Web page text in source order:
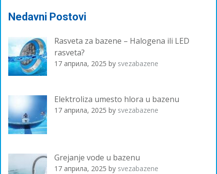
Nedavni Postovi
Rasveta za bazene – Halogena ili LED
rasveta?
17 априла, 2025 by svezabazene
Elektroliza umesto hlora u bazenu
17 априла, 2025 by svezabazene
Grejanje vode u bazenu
17 априла, 2025 by svezabazene